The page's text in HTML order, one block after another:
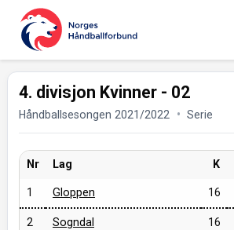
4. divisjon Kvinner - 02
Håndballsesongen 2021/2022 Serie
Nr Lag K
1 Gloppen 16
2 Sogndal 16